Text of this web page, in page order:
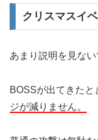
クリスマスイ
あまり説明を見な
BOSSが出てきたと
ジが減りません。